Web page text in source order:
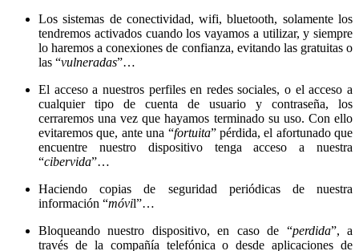
Los sistemas de conectividad, wifi, bluetooth, solamente los
tendremos activados cuando los vayamos a utilizar, y siempre
lo haremos a conexiones de confianza, evitando las gratuitas o
las “vulneradas”…
El acceso a nuestros perfiles en redes sociales, o el acceso a
cualquier tipo de cuenta de usuario y contraseña, los
cerraremos una vez que hayamos terminado su uso. Con ello
evitaremos que, ante una “fortuita” pérdida, el afortunado que
encuentre nuestro dispositivo tenga acceso a nuestra
“cibervida”…
Haciendo copias de seguridad periódicas de nuestra
información “móvil”…
Bloqueando nuestro dispositivo, en caso de “perdida”, a
través de la compañía telefónica o desde aplicaciones de